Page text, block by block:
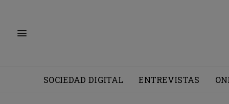
SOCIEDAD DIGITAL ENTREVISTAS